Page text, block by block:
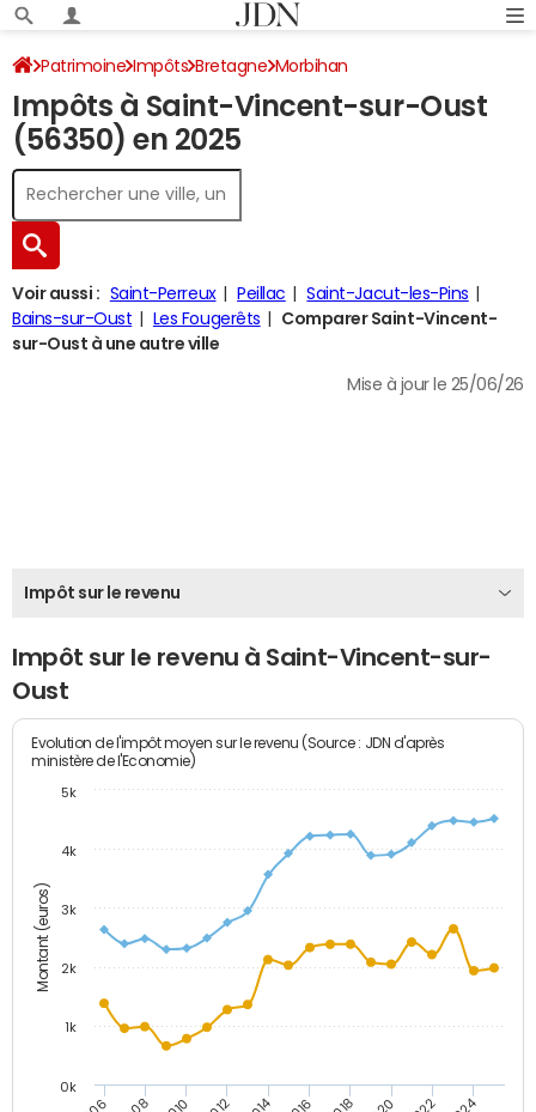
Patrimoine Impôts Bretagne Morbihan
Saint-Vincent-sur-Oust Impôt sur le revenu
Impôts à Saint-Vincent-sur-Oust
(56350) en 2025
Voir aussi : Saint-Perreux Peillac
Saint-Jacut-les-Pins
Bains-sur-Oust
Les Fougerêts
Comparer Saint-Vincent-
sur-Oust à une autre ville
Mise à jour le 25/06/26
Impôt sur le revenu
Impôt sur le revenu à Saint-Vincent-sur-
Oust
Montant (euros)
Evolution de l'impôt moyen sur le revenu (Source : JDN d'après
ministère de l'Economie)
0k
1k
2k
3k
4k
5k